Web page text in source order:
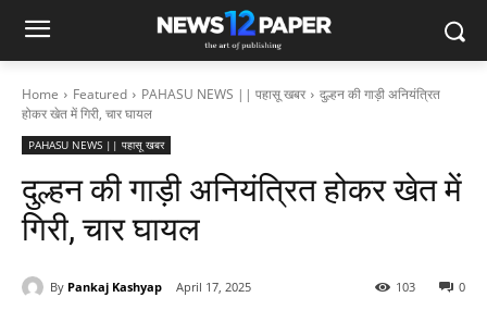
Home Featured PAHASU NEWS || पहासू खबर
दुल्हन की गाड़ी अनियंत्रित
होकर खेत में गिरी, चार घायल
PAHASU NEWS || पहासू खबर
दुल्हन की गाड़ी अनियंत्रित होकर खेत में
गिरी, चार घायल
By Pankaj Kashyap April 17, 2025 0
103